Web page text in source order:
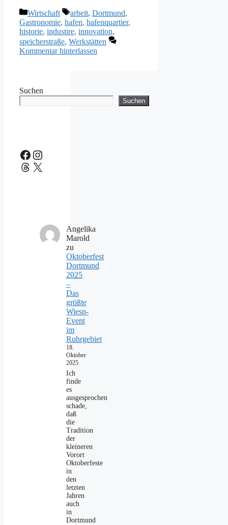
Kategorien
Wirtschaft Schlagwörter
arbeit, Dortmund,
Gastronomie, hafen, hafenquartier,
historie, industire, innovation,
speicherstraße, Werkstätten
Kommentar hinterlassen
Suchen
Suchen
Facebook
Instagram
Threads
X
Angelika
Marold
zu
Oktoberfest
Dortmund
2025
–
Das
größte
Wiesn-
Event
im
Ruhrgebiet
18.
Oktober
2025
Ich
finde
es
ausgesprochen
schade,
daß
die
Tradition
der
kleineren
Vorort
Oktoberfeste
in
den
letzten
Jahren
auch
in
Dortmund